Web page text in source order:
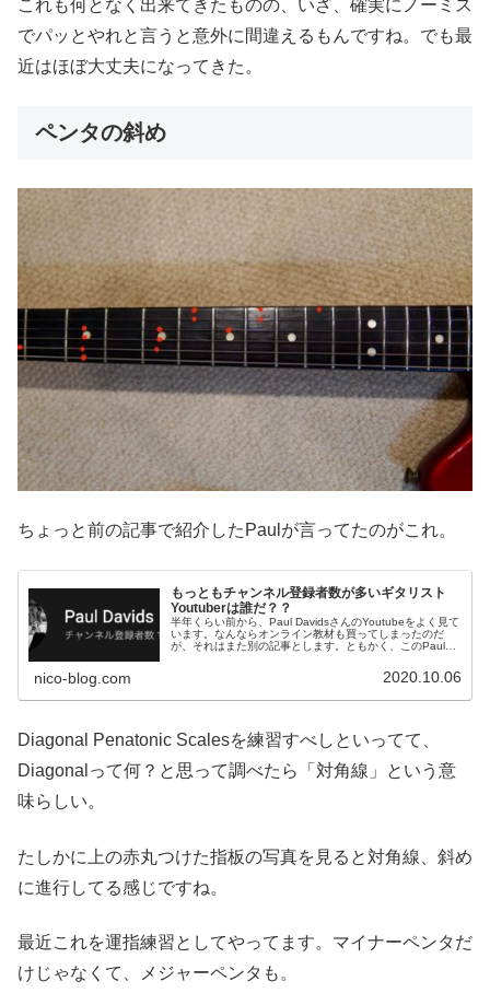
これも何となく出来てきたものの、いざ、確実にノーミス
でパッとやれと言うと意外に間違えるもんですね。でも最
近はほぼ大丈夫になってきた。
ペンタの斜め
ちょっと前の記事で紹介したPaulが言ってたのがこれ。
もっともチャンネル登録者数が多いギタリスト
Youtuberは誰だ？？
半年くらい前から、Paul DavidsさんのYoutubeをよく見て
います。なんならオンライン教材も買ってしまったのだ
が、それはまた別の記事とします。ともかく、このPaul
nico-blog.com 2020.10.06
Diagonal Penatonic Scalesを練習すべしといってて、
Diagonalって何？と思って調べたら「対角線」という意
味らしい。
たしかに上の赤丸つけた指板の写真を見ると対角線、斜め
に進行してる感じですね。
最近これを運指練習としてやってます。マイナーペンタだ
けじゃなくて、メジャーペンタも。